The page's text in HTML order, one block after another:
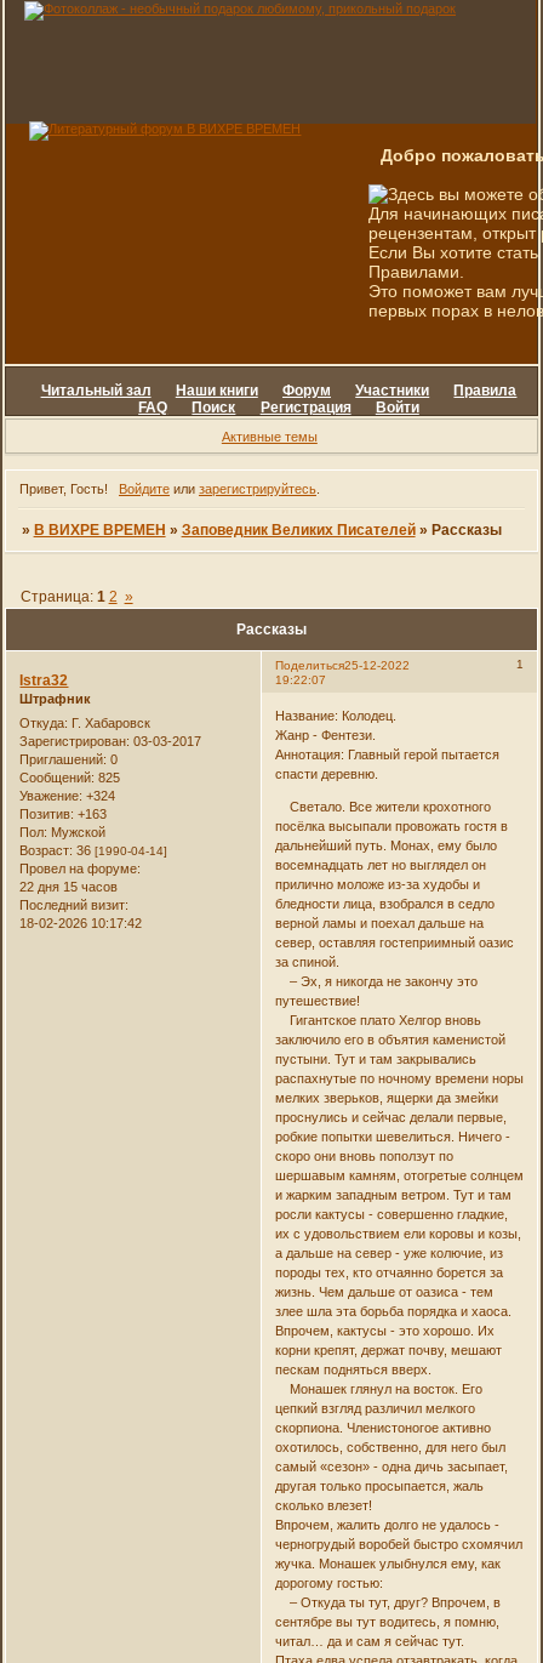
Добро
Здесь вы можете
Для начинающих
рецензентам, открыт
Если Вы хотите
Правилами.
Это поможет вам
первых порах в
Читальный зал Наши книги Форум Участники
Правила
FAQ
Поиск Регистрация Войти
Активные темы
Привет, Гость! Войдитеили зарегистрируйтесь.
» В ВИХРЕ ВРЕМЕН » Заповедник Великих Писателей » Рассказы
Рассказы
Страница: 1 2 »
Поделиться 1
25-12-2022
19:22:07
Istra32
Штрафник
Откуда: Г. Хабаровск
Зарегистрирован: 03-03-2017
Приглашений: 0
Сообщений: 825
Уважение: +324
Позитив: +163
Пол: Мужской
Возраст: 36[1990-04-14]
Провел на форуме:
22 дня 15 часов
Последний визит:
18-02-2026 10:17:42
Название: Колодец.
Жанр - Фентези.
Аннотация: Главный герой пытается
спасти деревню.
Светало. Все жители крохотного
посёлка высыпали провожать гостя в
дальнейший путь. Монах, ему было
восемнадцать лет но выглядел он
прилично моложе из-за худобы и
бледности лица, взобрался в седло
верной ламы и поехал дальше на
север, оставляя гостеприимный оазис
за спиной.
– Эх, я никогда не закончу это
путешествие!
Гигантское плато Хелгор вновь
заключило его в объятия каменистой
пустыни. Тут и там закрывались
распахнутые по ночному времени норы
мелких зверьков, ящерки да змейки
проснулись и сейчас делали первые,
робкие попытки шевелиться. Ничего -
скоро они вновь поползут по
шершавым камням, отогретые солнцем
и жарким западным ветром. Тут и там
росли кактусы - совершенно гладкие,
их с удовольствием ели коровы и козы,
а дальше на север - уже колючие, из
породы тех, кто отчаянно борется за
жизнь. Чем дальше от оазиса - тем
злее шла эта борьба порядка и хаоса.
Впрочем, кактусы - это хорошо. Их
корни крепят, держат почву, мешают
пескам подняться вверх.
Монашек глянул на восток. Его
цепкий взгляд различил мелкого
скорпиона. Членистоногое активно
охотилось, собственно, для него был
самый «сезон» - одна дичь засыпает,
другая только просыпается, жаль
сколько влезет!
Впрочем, жалить долго не удалось -
черногрудый воробей быстро схомячил
жучка. Монашек улыбнулся ему, как
дорогому гостью:
– Откуда ты тут, друг? Впрочем, в
сентябре вы тут водитесь, я помню,
читал… да и сам я сейчас тут.